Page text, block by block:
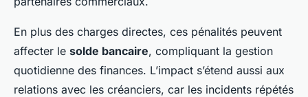
En plus des charges directes, ces pénalités peuvent
affecter le solde bancaire, compliquant la gestion
quotidienne des finances. L’impact s’étend aussi aux
relations avec les créanciers, car les incidents répétés